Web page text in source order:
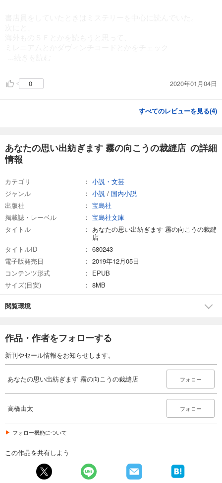
0 2020年01月04日
すべてのレビューを見る(4)
あなたの思い出紡ぎます 霧の向こうの裁縫店 の詳細
情報
カテゴリ
小説・文芸
ジャンル
小説 / 国内小説
出版社
宝島社
掲載誌・レーベル
宝島社文庫
タイトル
あなたの思い出紡ぎます 霧の向こうの裁縫
店
タイトルID
680243
電子版発売日
2019年12月05日
コンテンツ形式
EPUB
サイズ(目安)
8MB
閲覧環境
作品・作者をフォローする
新刊やセール情報をお知らせします。
あなたの思い出紡ぎます 霧の向こうの裁縫店 フォロー
高橋由太 フォロー
フォロー機能について
この作品を共有しよう